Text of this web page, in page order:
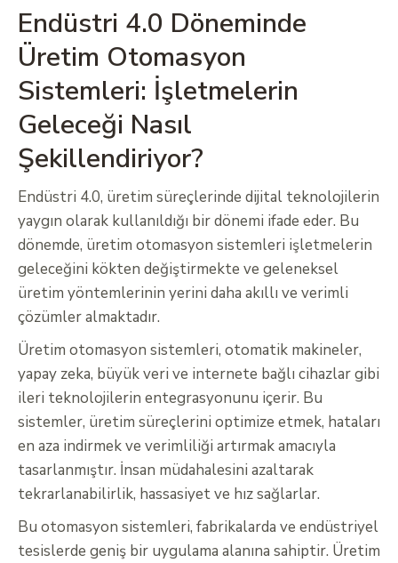
Endüstri 4.0 Döneminde
Üretim Otomasyon
Sistemleri: İşletmelerin
Geleceği Nasıl
Şekillendiriyor?
Endüstri 4.0, üretim süreçlerinde dijital teknolojilerin
yaygın olarak kullanıldığı bir dönemi ifade eder. Bu
dönemde, üretim otomasyon sistemleri işletmelerin
geleceğini kökten değiştirmekte ve geleneksel
üretim yöntemlerinin yerini daha akıllı ve verimli
çözümler almaktadır.
Üretim otomasyon sistemleri, otomatik makineler,
yapay zeka, büyük veri ve internete bağlı cihazlar gibi
ileri teknolojilerin entegrasyonunu içerir. Bu
sistemler, üretim süreçlerini optimize etmek, hataları
en aza indirmek ve verimliliği artırmak amacıyla
tasarlanmıştır. İnsan müdahalesini azaltarak
tekrarlanabilirlik, hassasiyet ve hız sağlarlar.
Bu otomasyon sistemleri, fabrikalarda ve endüstriyel
tesislerde geniş bir uygulama alanına sahiptir. Üretim